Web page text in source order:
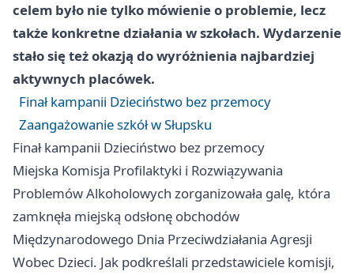
celem było nie tylko mówienie o problemie, lecz
także konkretne działania w szkołach. Wydarzenie
stało się też okazją do wyróżnienia najbardziej
aktywnych placówek.
Finał kampanii Dzieciństwo bez przemocy
Zaangażowanie szkół w Słupsku
Finał kampanii Dzieciństwo bez przemocy
Miejska Komisja Profilaktyki i Rozwiązywania
Problemów Alkoholowych zorganizowała galę, która
zamknęła miejską odsłonę obchodów
Międzynarodowego Dnia Przeciwdziałania Agresji
Wobec Dzieci. Jak podkreślali przedstawiciele komisji,